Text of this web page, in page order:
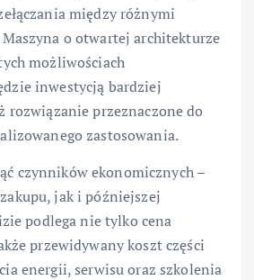
między różnymi
o otwartej architekturze
możliwościach
inwestycją bardziej
rozwiązanie przeznaczone do
zastosowania.
czynników ekonomicznych –
jak i późniejszej
podlega nie tylko cena
przewidywany koszt części
energii, serwisu oraz szkolenia